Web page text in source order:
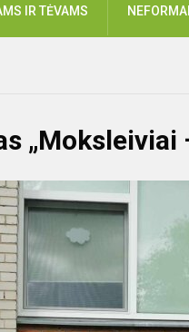
IR TĖVAMS
„Moksleiviai